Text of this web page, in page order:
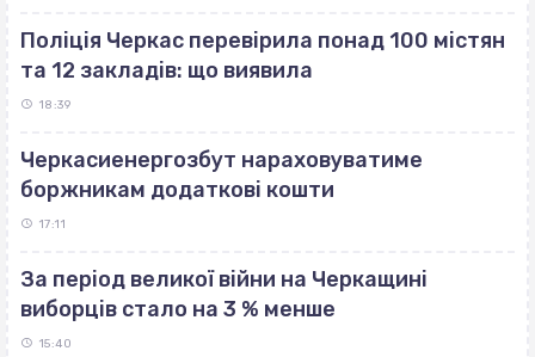
Поліція Черкас перевірила понад 100 містян
та 12 закладів: що виявила
18:39
Черкасиенергозбут нараховуватиме
боржникам додаткові кошти
17:11
За період великої війни на Черкащині
виборців стало на 3 % менше
15:40